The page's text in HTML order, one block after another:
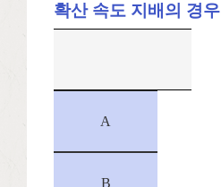
확산 속도 지배의 경우
A
B